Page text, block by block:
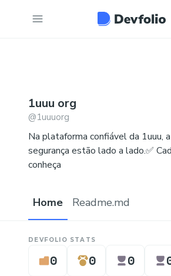
1uuu org
@1uuuorg
Na plataforma confiável da 1uuu,
segurança estão lado a lado.✅
conheça
Home Readme.md
DEVFOLIO STATS
0 0 0